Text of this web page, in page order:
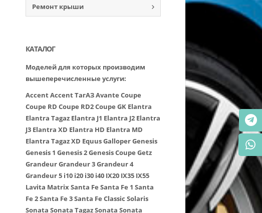
Ремонт крыши
КАТАЛОГ
Моделей для которых производим
вышеперечисленные услуги:
AccentAccent ТагАЗAvante Coupe
Coupe RD Coupe RD2Coupe GK Elantra
Elantra Tagaz Elantra J1 Elantra J2 Elantra
J3 Elantra XD Elantra HD Elantra MD
Elantra Tagaz XD EquusGalloperGenesis
Genesis 1 Genesis 2Genesis Coupe Getz
GrandeurGrandeur 3Grandeur 4
Grandeur 5 i10 i20 i30 i40 IX20 IX35 IX55
Lavita MatrixSanta Fe Santa Fe 1 Santa
Fe 2Santa Fe 3Santa Fe Classic Solaris
Sonata Sonata TagazSonata Sonata